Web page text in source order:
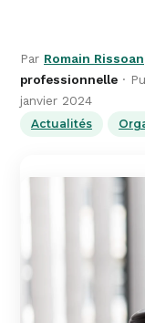
Par Romain Rissoan
professionnelle ·
janvier 2024
Actualités